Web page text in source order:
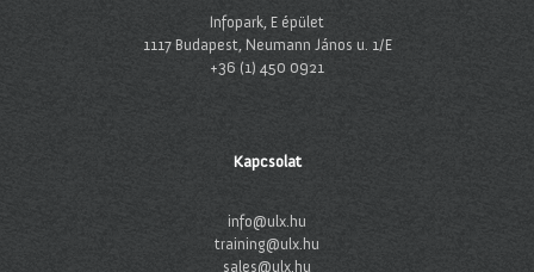
Infopark, E épület
1117 Budapest, Neumann János u. 1/E
+36 (1) 450 0921
Kapcsolat
info@ulx.hu
training@ulx.hu
sales@ulx.hu